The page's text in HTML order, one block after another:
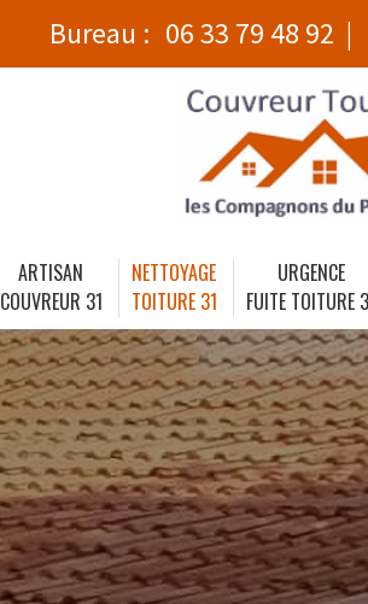
Bureau : 06 33 79 48 92
ARTISAN
COUVREUR 31
NETTOYAGE
TOITURE 31
URGENCE
FUITE TOITURE